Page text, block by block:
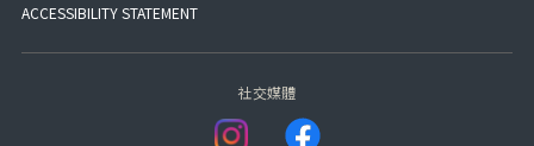
ACCESSIBILITY STATEMENT
社交媒體